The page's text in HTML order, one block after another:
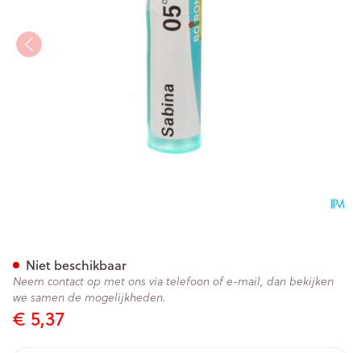
€ 5,37
Niet beschikbaar
Neem contact op met ons via telefoon of e-mail, dan bekijken
we samen de mogelijkheden.